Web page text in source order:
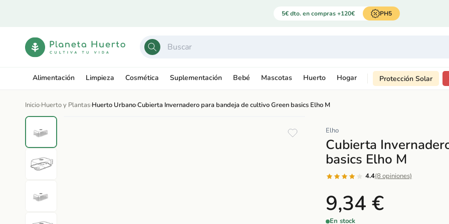
5€ dto. en compras +120€ PH5
Alimentación Limpieza Cosmética Suplementación Bebé Mascotas Huerto Hogar Protección Solar
Inicio›Huerto y Plantas›Huerto Urbano›Cubierta Invernadero para bandeja de cultivo Green basics Elho M
Ir
Elho
Cubierta
basics Elho M
4.4(8 opiniones)
9,34 €
En stock